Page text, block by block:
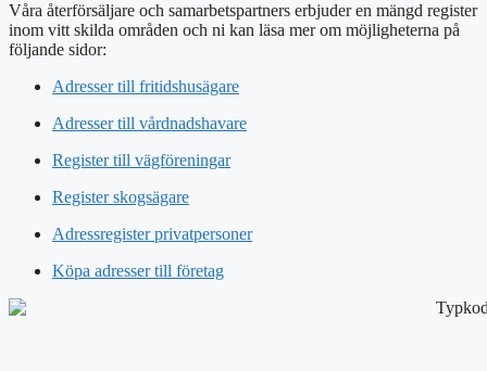
Våra återförsäljare och samarbetspartners erbjuder en mängd register
inom vitt skilda områden och ni kan läsa mer om möjligheterna på
följande sidor:
Adresser till fritidshusägare
Adresser till vårdnadshavare
Register till vägföreningar
Register skogsägare
Adressregister privatpersoner
Köpa adresser till företag